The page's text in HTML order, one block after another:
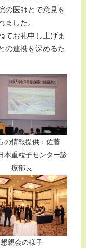
の医師とで意見を
ました。
てお礼申し上げま
の連携を深めるた
の情報提供：佐藤
重粒子センター診
療部長
懇親会の様子